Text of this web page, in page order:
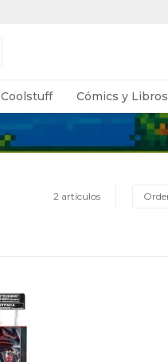
Coolstuff Cómics y Libros
2 artículos